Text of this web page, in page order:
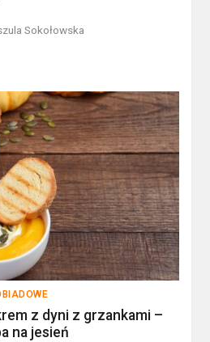
Sokołowska
z dyni z grzankami –
na jesień